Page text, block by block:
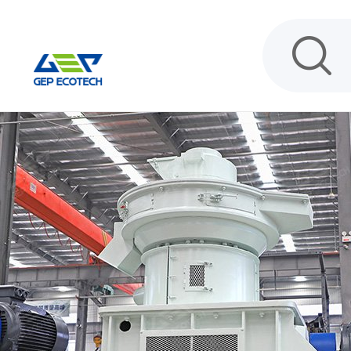
INÍCIO
PRODUTO